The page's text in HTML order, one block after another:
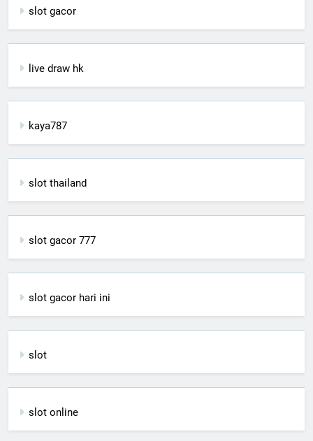
slot gacor
live draw hk
kaya787
slot thailand
slot gacor 777
slot gacor hari ini
slot
slot online